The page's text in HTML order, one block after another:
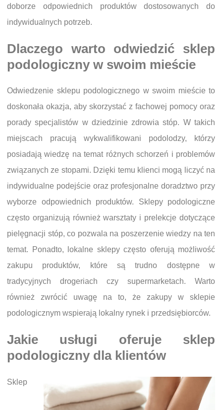
doborze odpowiednich produktów dostosowanych do
indywidualnych potrzeb.
Dlaczego warto odwiedzić sklep
podologiczny w swoim mieście
Odwiedzenie sklepu podologicznego w swoim mieście to
doskonała okazja, aby skorzystać z fachowej pomocy oraz
porady specjalistów w dziedzinie zdrowia stóp. W takich
miejscach pracują wykwalifikowani podolodzy, którzy
posiadają wiedzę na temat różnych schorzeń i problemów
związanych ze stopami. Dzięki temu klienci mogą liczyć na
indywidualne podejście oraz profesjonalne doradztwo przy
wyborze odpowiednich produktów. Sklepy podologiczne
często organizują również warsztaty i prelekcje dotyczące
pielęgnacji stóp, co pozwala na poszerzenie wiedzy na ten
temat. Ponadto, lokalne sklepy często oferują możliwość
zakupu produktów, które są trudno dostępne w
tradycyjnych drogeriach czy supermarketach. Warto
również zwrócić uwagę na to, że zakupy w sklepie
podologicznym wspierają lokalny rynek i przedsiębiorców.
Jakie usługi oferuje sklep
podologiczny dla klientów
Sklep